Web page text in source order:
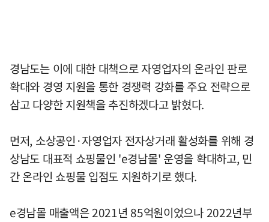
경남도는 이에 대한 대책으로 자영업자의 온라인 판로
확대와 경영 지원을 통한 경쟁력 강화를 주요 전략으로
삼고 다양한 지원책을 추진하겠다고 밝혔다.
먼저, 소상공인·자영업자 전자상거래 활성화를 위해 경
상남도 대표적 쇼핑물인 'e경남몰' 운영을 확대하고, 민
간 온라인 쇼핑물 입점도 지원하기로 했다.
e경남몰 매출액은 2021년 85억원이었으나 2022년부